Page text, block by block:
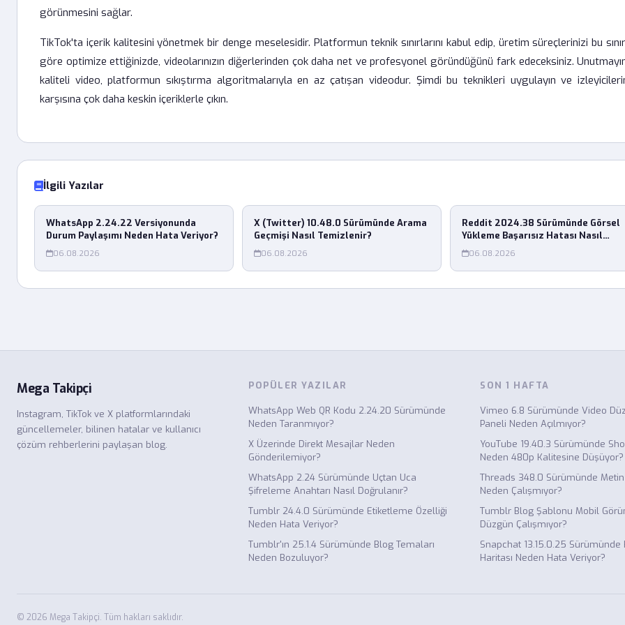
görünmesini sağlar.
TikTok'ta içerik kalitesini yönetmek bir denge meselesidir. Platformun teknik sınırlarını kabul edip, üretim süreçlerinizi bu
göre optimize ettiğinizde, videolarınızın diğerlerinden çok daha net ve profesyonel göründüğünü fark edeceksiniz.
kaliteli video, platformun sıkıştırma algoritmalarıyla en az çatışan videodur. Şimdi bu teknikleri uygulayın ve
karşısına çok daha keskin içeriklerle çıkın.
İlgili Yazılar
WhatsApp 2.24.22 Versiyonunda
Durum Paylaşımı Neden Hata Veriyor?
06.08.2026
X (Twitter) 10.48.0 Sürümünde Arama
Geçmişi Nasıl Temizlenir?
06.08.2026
Reddit 2024.38 Sürümünde Görsel
Yükleme Başarısız Hatası Nasıl
Çözülür?
06.08.2026
Mega Takipçi
Instagram, TikTok ve X platformlarındaki
güncellemeler, bilinen hatalar ve kullanıcı
çözüm rehberlerini paylaşan blog.
POPÜLER YAZILAR
WhatsApp Web QR Kodu 2.24.20 Sürümünde
Neden Taranmıyor?
X Üzerinde Direkt Mesajlar Neden
Gönderilemiyor?
WhatsApp 2.24 Sürümünde Uçtan Uca
Şifreleme Anahtarı Nasıl Doğrulanır?
Tumblr 24.4.0 Sürümünde Etiketleme Özelliği
Neden Hata Veriyor?
Tumblr'ın 25.1.4 Sürümünde Blog Temaları
Neden Bozuluyor?
SON 1 HAFTA
Vimeo 6.8 Sürümünde Video
Paneli Neden Açılmıyor?
YouTube 19.40.3 Sürümünde
Neden 480p Kalitesine Düşüyor?
Threads 348.0 Sürümünde
Neden Çalışmıyor?
Tumblr Blog Şablonu Mobil
Düzgün Çalışmıyor?
Snapchat 13.15.0.25 Sürümünde
Haritası Neden Hata Veriyor?
© 2026 Mega Takipçi. Tüm hakları saklıdır.